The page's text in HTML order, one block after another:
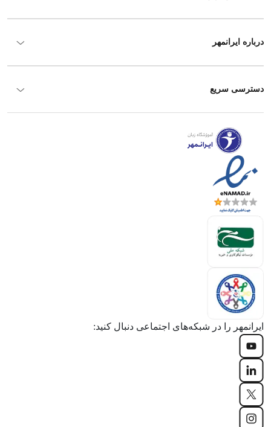
درباره ایرانمهر
دسترسی سریع
ایرانمهر را در شبکه‌های اجتماعی دنبال کنید: